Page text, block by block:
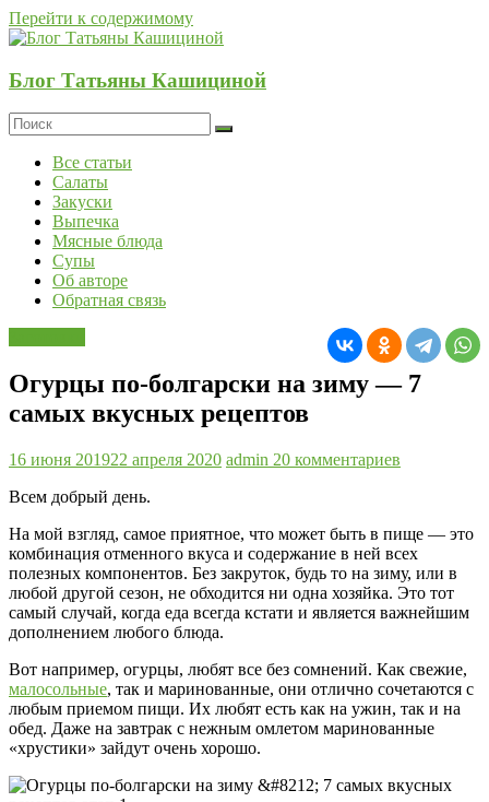
Перейти к содержимому
Блог Татьяны Кашициной
Все статьи
Салаты
Закуски
Выпечка
Мясные блюда
Супы
Об авторе
Обратная связь
Огурцы по-болгарски на зиму — 7
самых вкусных рецептов
16 июня 201922 апреля 2020 admin 20 комментариев
Всем добрый день.
На мой взгляд, самое приятное, что может быть в пище — это
комбинация отменного вкуса и содержание в ней всех
полезных компонентов. Без закруток, будь то на зиму, или в
любой другой сезон, не обходится ни одна хозяйка. Это тот
самый случай, когда еда всегда кстати и является важнейшим
дополнением любого блюда.
Вот например, огурцы, любят все без сомнений. Как свежие,
малосольные, так и маринованные, они отлично сочетаются с
любым приемом пищи. Их любят есть как на ужин, так и на
обед. Даже на завтрак с нежным омлетом маринованные
«хрустики» зайдут очень хорошо.